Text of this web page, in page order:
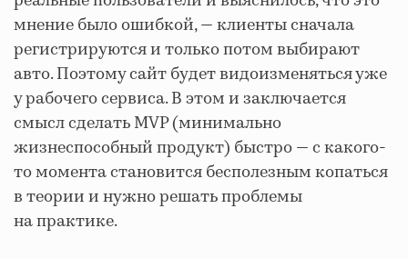
мнение было ошибкой, — клиенты сначала
регистрируются и только потом выбирают
авто. Поэтому сайт будет видоизменяться уже
у рабочего сервиса. В этом и заключается
смысл сделать MVP (минимально
жизнеспособный продукт) быстро — с какого-
то момента становится бесполезным копаться
в теории и нужно решать проблемы
на практике.